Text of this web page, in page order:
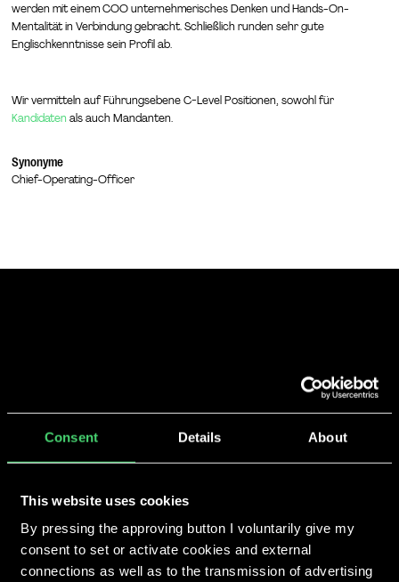
Consent Details About
This website uses cookies
By pressing the approving button I voluntarily give my
consent to set or activate cookies and external
connections as well as to the transmission of advertising
werden mit einem COO unternehmerisches Denken und Hands-On-
Mentalität in Verbindung gebracht. Schließlich runden sehr gute
Englischkenntnisse sein Profil ab.
Wir vermitteln auf Führungsebene C-Level Positionen, sowohl für
Kandidaten als auch Mandanten.
Synonyme
Chief-Operating-Officer
We make you grow